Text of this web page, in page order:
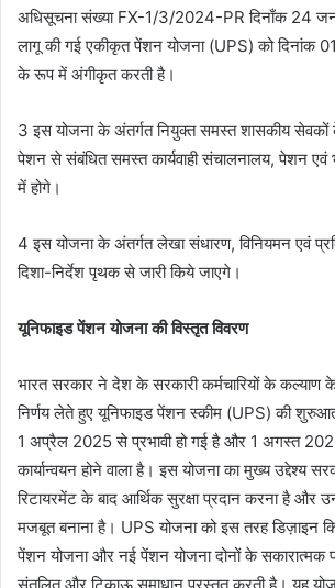
अधिसूचना संख्या FX-1/3/2024-PR दिनाँक 24
लागू की गई एकीकृत पेंशन योजना (UPS) को दिनांक
के रूप में अंगीकृत करती है।
3 इस योजना के अंतर्गत नियुक्त समस्त शासकीय
पेशन से संबंधित समस्त कार्यवाही संचालनालय, पेशन एवं
में होगे।
4 इस योजना के अंतर्गत लेखा संधारण, विनियमन एवं
दिशा-निर्देश पृथक से जारी किये जाएगे।
यूनिफाइड पेंशन योजना की विस्तृत विवरण
भारत सरकार ने देश के सरकारी कर्मचारियों के कल्याण
निर्णय लेते हुए यूनिफाइड पेंशन स्कीम (UPS) की
1 अप्रैल 2025 से प्रभावी हो गई है और 1 अगस्त
कार्यान्वयन होने वाला है। इस योजना का मुख्य उद्देश्य
रिटायरमेंट के बाद आर्थिक सुरक्षा प्रदान करना है और
मजबूत बनाना है। UPS योजना को इस तरह डिज़ाइन
पेंशन योजना और नई पेंशन योजना दोनों के